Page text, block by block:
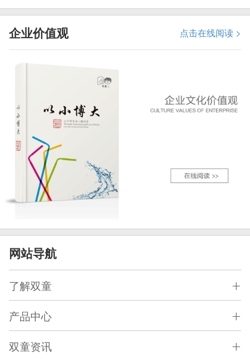
企业价值观 点击在线阅读 >
网站导航
了解双童
产品中心
双童资讯